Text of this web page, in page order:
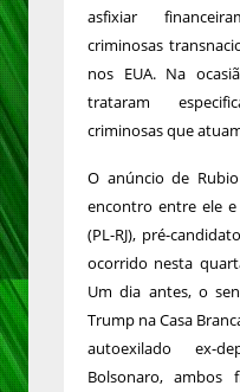
asfixiar
criminosas
nos EUA. Na
trataram
criminosas que
O anúncio de
encontro entre ele
(PL-RJ), pré-
ocorrido nesta
Um dia antes, o
Trump na Casa
autoexilado ex-
Bolsonaro, ambos